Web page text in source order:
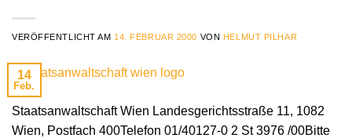
VERÖFFENTLICHT AM 14. FEBRUAR 2000 VON HELMUT PILHAR
14
Feb.
Staatsanwaltschaft Wien Landesgerichtsstraße 11, 1082
Wien, Postfach 400Telefon 01/40127-0 2 St 3976 /00Bitte